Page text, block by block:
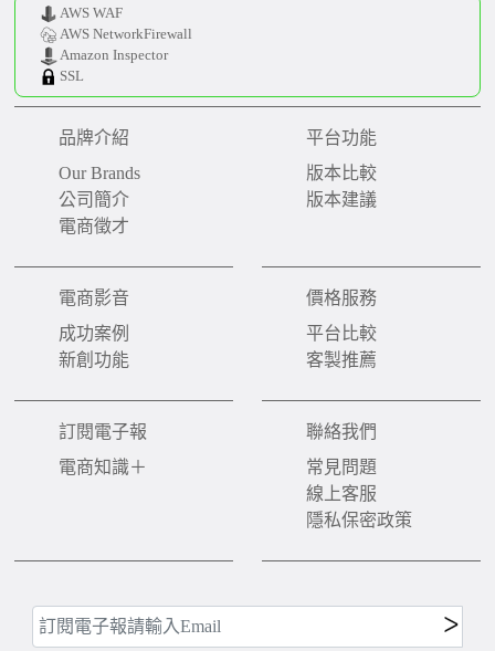
AWS WAF
AWS NetworkFirewall
Amazon Inspector
SSL
品牌介紹
Our Brands
公司簡介
電商徵才
平台功能
版本比較
版本建議
電商影音
成功案例
新創功能
價格服務
平台比較
客製推薦
訂閱電子報
電商知識＋
聯絡我們
常見問題
線上客服
隱私保密政策